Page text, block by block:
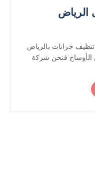
الرياض
خزانات بالرياض
الأوساخ فنحن شركة